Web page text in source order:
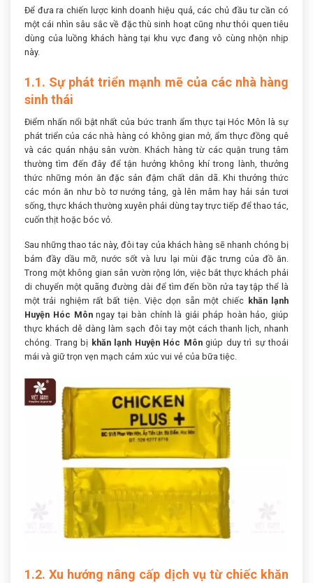
Để đưa ra chiến lược kinh doanh hiệu quả, các chủ đầu tư cần có
một cái nhìn sâu sắc về đặc thù sinh hoạt cũng như thói quen tiêu
dùng của luồng khách hàng tại khu vực đang vô cùng nhộn nhịp
này.
1.1. Sự phát triển mạnh mẽ của các nhà hàng
sinh thái
Điểm nhấn nổi bật nhất của bức tranh ẩm thực tại Hóc Môn là sự
phát triển của các nhà hàng có không gian mở, ẩm thực đồng quê
và các quán nhậu sân vườn. Khách hàng từ các quận trung tâm
thường tìm đến đây để tận hưởng không khí trong lành, thưởng
thức những món ăn đặc sản đậm chất dân dã. Khi thưởng thức
các món ăn như bò tơ nướng tảng, gà lên mâm hay hải sản tươi
sống, thực khách thường xuyên phải dùng tay trực tiếp để thao tác,
cuốn thịt hoặc bóc vỏ.
Sau những thao tác này, đôi tay của khách hàng sẽ nhanh chóng bị
bám đầy dầu mỡ, nước sốt và lưu lại mùi đặc trưng của đồ ăn.
Trong một không gian sân vườn rộng lớn, việc bắt thực khách phải
di chuyển một quãng đường dài để tìm đến bồn rửa tay tập thể là
một trải nghiệm rất bất tiện. Việc dọn sẵn một chiếc khăn lạnh
Huyện Hóc Mônngay tại bàn chính là giải pháp hoàn hảo, giúp
thực khách dễ dàng làm sạch đôi tay một cách thanh lịch, nhanh
chóng. Trang bị khăn lạnh Huyện Hóc Môngiúp duy trì sự thoải
mái và giữ trọn vẹn mạch cảm xúc vui vẻ của bữa tiệc.
1.2. Xu hướng nâng cấp dịch vụ từ chiếc khăn